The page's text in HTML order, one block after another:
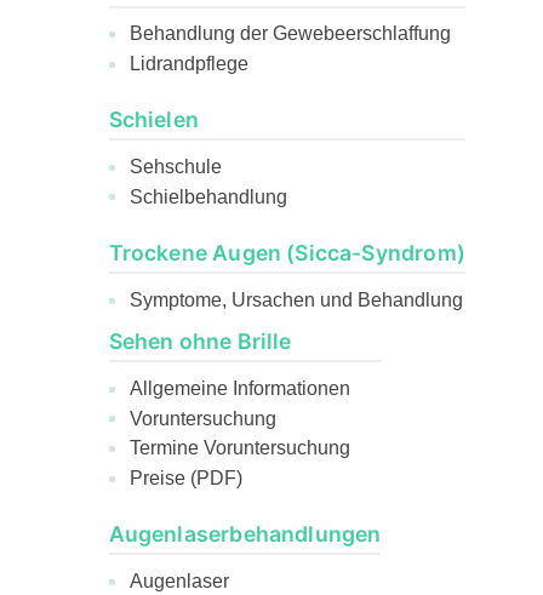
Behandlung der Gewebeerschlaffung
Lidrandpflege
Schielen
Sehschule
Schielbehandlung
Trockene Augen (Sicca-Syndrom)
Symptome, Ursachen und Behandlung
Sehen ohne Brille
Allgemeine Informationen
Voruntersuchung
Termine Voruntersuchung
Preise (PDF)
Augenlaserbehandlungen
Augenlaser